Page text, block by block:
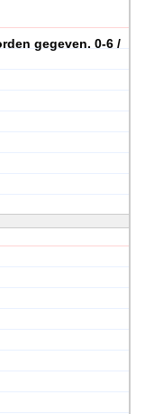
gegeven. 0-6 /